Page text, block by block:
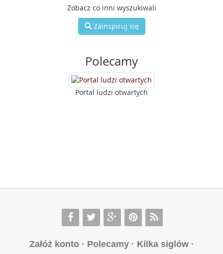
Zobacz co inni wyszukiwali
Zainspiruj się
Polecamy
Portal ludzi otwartych
Załóż konto· Polecamy· Kilka siglów·